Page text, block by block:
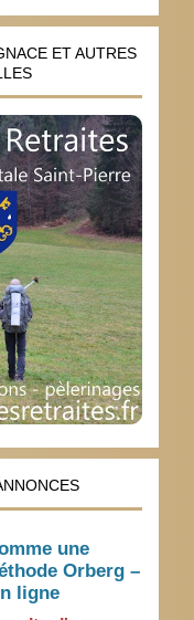
ET AUTRES
une
Orberg –
ligne